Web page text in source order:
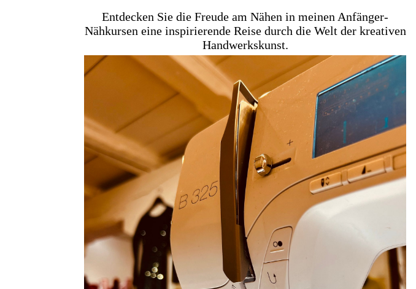
Entdecken Sie die Freude am Nähen in meinen Anfänger-
Nähkursen eine inspirierende Reise durch die Welt der kreativen
Handwerkskunst.